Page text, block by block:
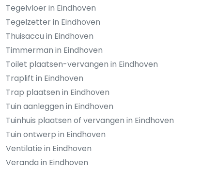
Tegelvloer in Eindhoven
Tegelzetter in Eindhoven
Thuisaccu in Eindhoven
Timmerman in Eindhoven
Toilet plaatsen-vervangen in Eindhoven
Traplift in Eindhoven
Trap plaatsen in Eindhoven
Tuin aanleggen in Eindhoven
Tuinhuis plaatsen of vervangen in Eindhoven
Tuin ontwerp in Eindhoven
Ventilatie in Eindhoven
Veranda in Eindhoven